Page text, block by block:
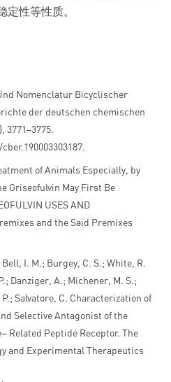
性等性质。
Nomenclatur Bicyclischer
der deutschen chemischen
3771–3775.
of Animals Especially, by
Griseofulvin May First Be
USES AND
and the Said Premixes
I. M.; Burgey, C. S.; White, R.
Danziger, A.; Michener, M. S.;
Salvatore, C. Characterization of
Selective Antagonist of the
Related Peptide Receptor. The
and Experimental Therapeutics